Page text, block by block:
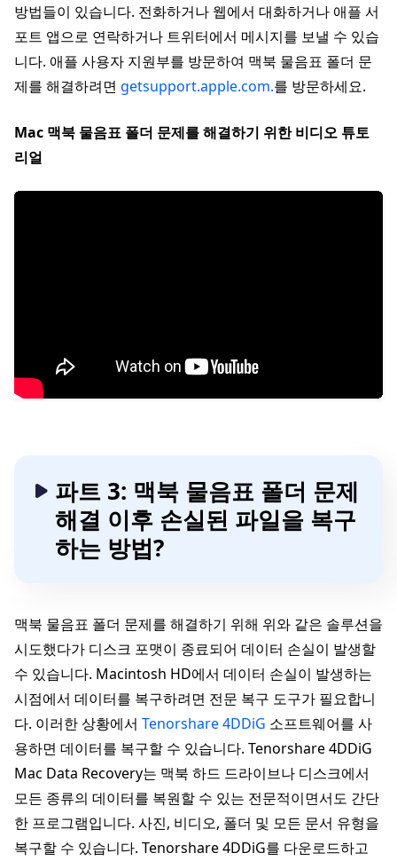
방법들이 있습니다. 전화하거나 웹에서 대화하거나 애플 서
포트 앱으로 연락하거나 트위터에서 메시지를 보낼 수 있습
니다. 애플 사용자 지원부를 방문하여 맥북 물음표 폴더 문
제를 해결하려면 getsupport.apple.com.를 방문하세요.
Mac 맥북 물음표 폴더 문제를 해결하기 위한 비디오 튜토
리얼
파트 3: 맥북 물음표 폴더 문제
해결 이후 손실된 파일을 복구
하는 방법?
맥북 물음표 폴더 문제를 해결하기 위해 위와 같은 솔루션을
시도했다가 디스크 포맷이 종료되어 데이터 손실이 발생할
수 있습니다. Macintosh HD에서 데이터 손실이 발생하는
시점에서 데이터를 복구하려면 전문 복구 도구가 필요합니
다. 이러한 상황에서 Tenorshare 4DDiG 소프트웨어를 사
용하면 데이터를 복구할 수 있습니다. Tenorshare 4DDiG
Mac Data Recovery는 맥북 하드 드라이브나 디스크에서
모든 종류의 데이터를 복원할 수 있는 전문적이면서도 간단
한 프로그램입니다. 사진, 비디오, 폴더 및 모든 문서 유형을
복구할 수 있습니다. Tenorshare 4DDiG를 다운로드하고